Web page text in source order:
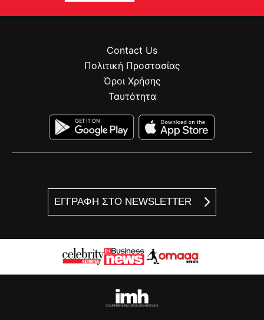
ΕΓΓΡΑΦΗ ΣΤΟ NEWSLETTER
Contact Us
Πολιτική Προστασίας
Όροι Χρήσης
Ταυτότητα